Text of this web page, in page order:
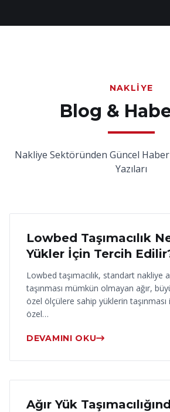
NAKLIYE
Blog &
Nakliye Sektöründen Güncel
Yazıları
18 Haziran 2026
Lowbed Taşımacılık
Yükler İçin Tercih
Lowbed taşımacılık, standart nakliye
taşınması mümkün olmayan ağır,
özel ölçülere sahip yüklerin taşınması
özel…
DEVAMINI OKU
17 Haziran 2026
Ağır Yük